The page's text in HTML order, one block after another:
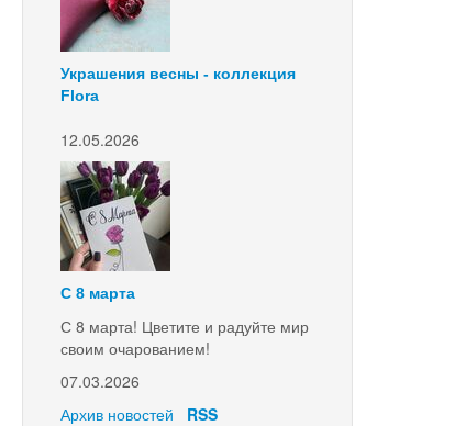
Украшения весны - коллекция
Flora
12.05.2026
С 8 марта
С 8 марта! Цветите и радуйте мир
своим очарованием!
07.03.2026
Архив новостей
RSS